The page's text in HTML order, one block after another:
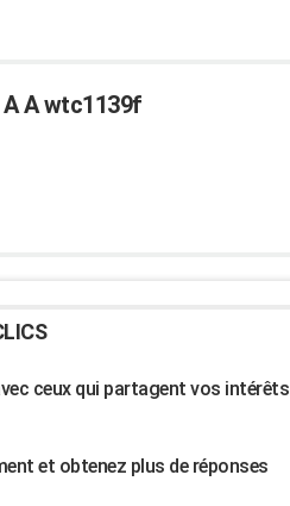
A wtc1139f
ceux qui partagent vos intérêts
et obtenez plus de réponses